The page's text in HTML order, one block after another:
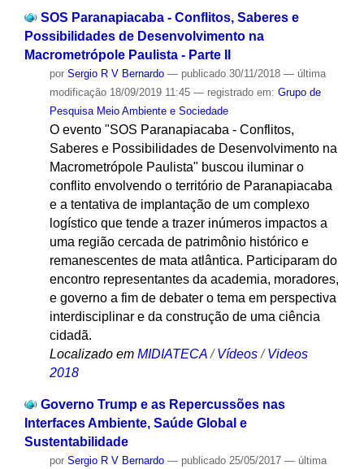
SOS Paranapiacaba - Conflitos, Saberes e
Possibilidades de Desenvolvimento na
Macrometrópole Paulista - Parte II
por Sergio R V Bernardo — publicado30/11/2018 — última
modificação18/09/2019 11:45 — registrado em: Grupo de
Pesquisa Meio Ambiente e Sociedade
O evento "SOS Paranapiacaba - Conflitos,
Saberes e Possibilidades de Desenvolvimento na
Macrometrópole Paulista" buscou iluminar o
conflito envolvendo o território de Paranapiacaba
e a tentativa de implantação de um complexo
logístico que tende a trazer inúmeros impactos a
uma região cercada de patrimônio histórico e
remanescentes de mata atlântica. Participaram do
encontro representantes da academia, moradores,
e governo a fim de debater o tema em perspectiva
interdisciplinar e da construção de uma ciência
cidadã.
Localizado em MIDIATECA /Vídeos /Videos
2018
Governo Trump e as Repercussões nas
Interfaces Ambiente, Saúde Global e
Sustentabilidade
por Sergio R V Bernardo — publicado25/05/2017 — última